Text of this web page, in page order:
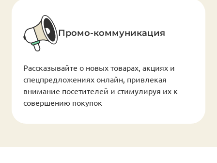
Промо-коммуникация
Рассказывайте о новых товарах, акциях и
спецпредложениях онлайн, привлекая
внимание посетителей и стимулируя их к
совершению покупок